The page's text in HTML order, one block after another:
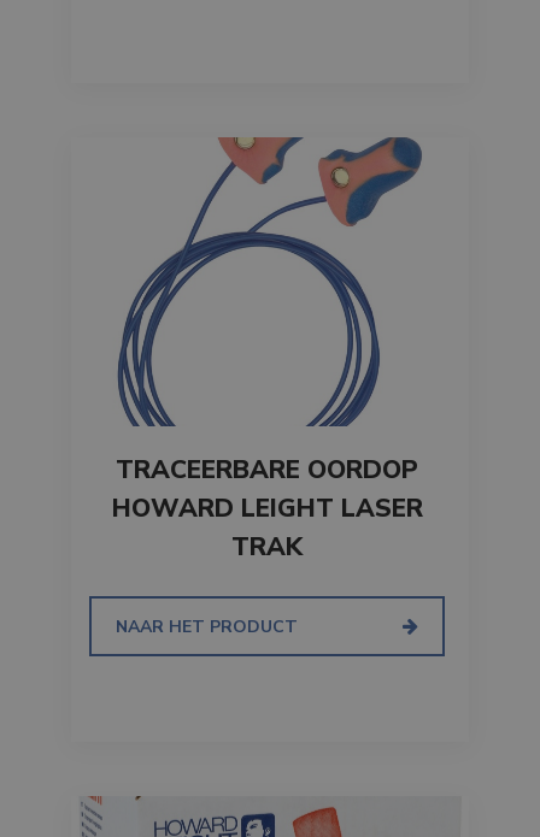
TRACEERBARE OORDOP
HOWARD LEIGHT LASER
TRAK
NAAR HET PRODUCT